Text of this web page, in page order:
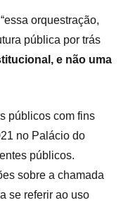
orquestração,
pública por trás
e não uma
públicos com fins
no Palácio do
públicos.
sobre a chamada
se referir ao uso